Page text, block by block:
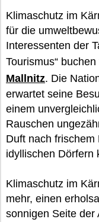
Klimaschutz im
für die
Interessenten der
Tourismus“
Mallnitz. Die
erwartet seine
einem
Rauschen
Duft nach frischem
idyllischen Dörfern
Klimaschutz im
mehr, einen
sonnigen Seite der